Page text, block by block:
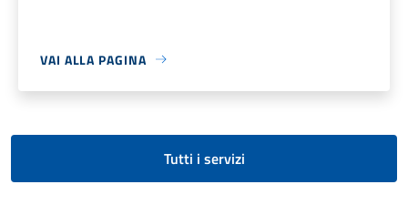
VAI ALLA PAGINA
Tutti i servizi